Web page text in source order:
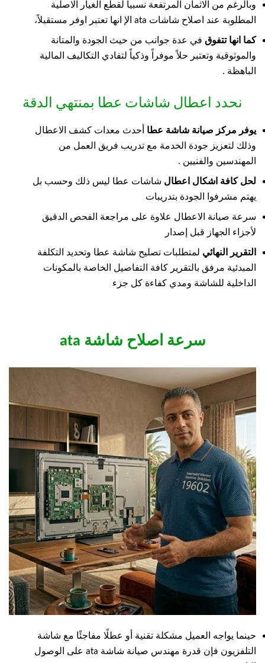
وبالرغم من الاثمان المرتفعة نسبياً لقطع الغيار الاصلية
المطلوبة عند اصلاح شاشات ata الإ انها تعتبر اوفر مستقبلاً،
كما انها تتفوق في عدة جوانب من حيث الجودة والمتانة
والموثوقية وتعتبر حلاً موفراً وذكياً لتفادي التكاليف المالية
الباهظة .
نحدد اعطال شاشات عطا بمنتهي الدقة
يوفر مركز صيانة شاشة عطا أحدث معدات كشف الاعطال
وذلك لتعزيز جودة الخدمة مع تدريب فريق العمل من
المهندسين والفنيين .
لحل كافة اشكال اعطال شاشات عطا ليس ذلك وحسب بل
يهتم مشرفوا الجودة بتدريبات
سرعة صيانة الاعطال علاوة على مراجعة الفحص الدقيق
لأجزاء الجهاز قبل إصدار
التقرير النهائي لمتطلبات تصليح شاشة عطا وتحديد التكلفة
المبدئية مرفق بالتقرير كافة التفاصيل الخاصة بالمكونات
الداخلية للشاشة ومدي كفاءة كل جزء
سرعة اصلاح شاشة ata
حينما يواجه العميل مشكلة تقنية أو عطلًا مفاجئًا مع شاشة
التلفزيون فإن قدرة مهندس صيانة شاشة ata على الوصول